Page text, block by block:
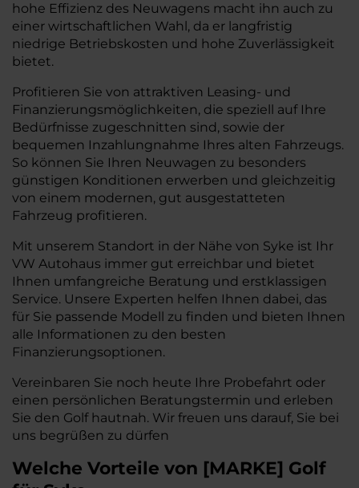
hohe Effizienz des Neuwagens macht ihn auch zu
einer wirtschaftlichen Wahl, da er langfristig
niedrige Betriebskosten und hohe Zuverlässigkeit
bietet.
Profitieren Sie von attraktiven Leasing- und
Finanzierungsmöglichkeiten, die speziell auf Ihre
Bedürfnisse zugeschnitten sind, sowie der
bequemen Inzahlungnahme Ihres alten Fahrzeugs.
So können Sie Ihren Neuwagen zu besonders
günstigen Konditionen erwerben und gleichzeitig
von einem modernen, gut ausgestatteten
Fahrzeug profitieren.
Mit unserem Standort in der Nähe von Syke ist Ihr
VW Autohaus immer gut erreichbar und bietet
Ihnen umfangreiche Beratung und erstklassigen
Service. Unsere Experten helfen Ihnen dabei, das
für Sie passende Modell zu finden und bieten Ihnen
alle Informationen zu den besten
Finanzierungsoptionen.
Vereinbaren Sie noch heute Ihre Probefahrt oder
einen persönlichen Beratungstermin und erleben
Sie den Golf hautnah. Wir freuen uns darauf, Sie bei
uns begrüßen zu dürfen
Welche Vorteile von [MARKE] Golf